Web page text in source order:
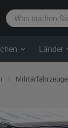
Länder
Militärfahrzeuge